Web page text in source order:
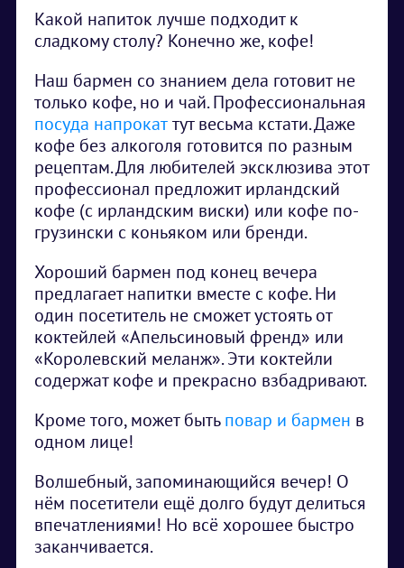
Какой напиток лучше подходит к
сладкому столу? Конечно же, кофе!
Наш бармен со знанием дела готовит не
только кофе, но и чай. Профессиональная
посуда напрокаттут весьма кстати. Даже
кофе без алкоголя готовится по разным
рецептам. Для любителей эксклюзива этот
профессионал предложит ирландский
кофе (с ирландским виски) или кофе по-
грузински с коньяком или бренди.
Хороший бармен под конец вечера
предлагает напитки вместе с кофе. Ни
один посетитель не сможет устоять от
коктейлей «Апельсиновый френд» или
«Королевский меланж». Эти коктейли
содержат кофе и прекрасно взбадривают.
Кроме того, может бытьповар и бармен в
одном лице!
Волшебный, запоминающийся вечер! О
нём посетители ещё долго будут делиться
впечатлениями! Но всё хорошее быстро
заканчивается.